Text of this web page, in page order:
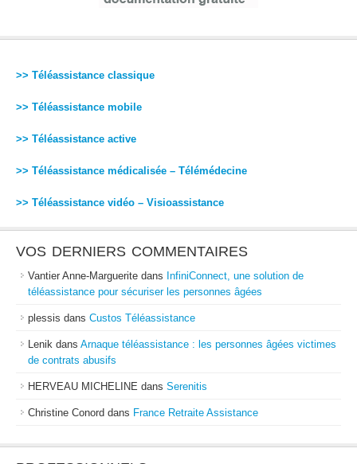
>> Téléassistance classique
>> Téléassistance mobile
>> Téléassistance active
>> Téléassistance médicalisée – Télémédecine
>> Téléassistance vidéo – Visioassistance
VOS DERNIERS COMMENTAIRES
Vantier Anne-Marguerite dans InfiniConnect, une solution de
téléassistance pour sécuriser les personnes âgées
plessis dans Custos Téléassistance
Lenik dans Arnaque téléassistance : les personnes âgées victimes
de contrats abusifs
HERVEAU MICHELINE dans Serenitis
Christine Conord dans France Retraite Assistance